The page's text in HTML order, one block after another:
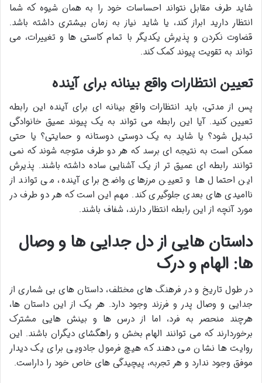
شاید طرف مقابل نتواند احساسات خود را به همان شیوه که شما
انتظار دارید ابراز کند، یا شاید نیاز به زمان بیشتری داشته باشد.
قضاوت نکردن و پذیرش یکدیگر با تمام کاستی ها و تغییرات، می
تواند به تقویت پیوند کمک کند.
تعیین انتظارات واقع بینانه برای آینده
پس از مدتی، باید انتظارات واقع بینانه ای برای آینده این رابطه
تعیین کنید. آیا این رابطه می تواند به یک پیوند عمیق خانوادگی
تبدیل شود؟ یا شاید به یک دوستی دوستانه و حمایتی؟ یا حتی
ممکن است به نتیجه ای برسد که هر دو طرف متوجه شوند که نمی
توانند رابطه ای عمیق تر از یک آشنایی ساده داشته باشند. پذیرش
این احتمال ها و تعیین مرزهای واضح برای آینده، می تواند از
ناامیدی های بعدی جلوگیری کند. مهم این است که هر دو طرف در
مورد آنچه از این رابطه انتظار دارند، شفاف باشند.
داستان هایی از دل جدایی ها و وصال
ها: الهام و درک
در طول تاریخ و در فرهنگ های مختلف، داستان های بی شماری از
جدایی و وصال پدر و فرزند وجود دارد. هر یک از این داستان ها،
هرچند منحصر به فرد، اما از درس ها و بینش هایی مشترک
برخوردارند که می توانند الهام بخش و راهگشای دیگران باشند. این
روایت ها نشان می دهند که هیچ فرمول جادویی برای یک دیدار
موفق وجود ندارد و هر تجربه، پیچیدگی های خاص خود را داراست.